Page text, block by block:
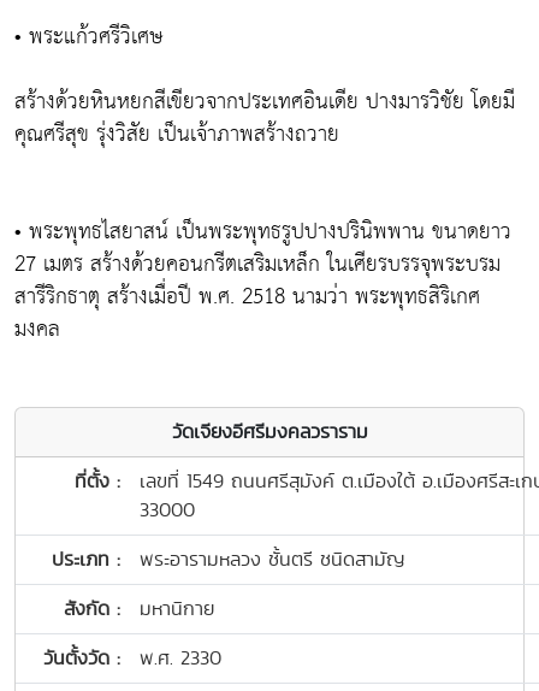
• พระแก้วศรีวิเศษ
สร้างด้วยหินหยกสีเขียวจากประเทศอินเดีย ปางมารวิชัย โดยมี
คุณศรีสุข รุ่งวิสัย เป็นเจ้าภาพสร้างถวาย
• พระพุทธไสยาสน์ เป็นพระพุทธรูปปางปรินิพพาน ขนาดยาว
27 เมตร สร้างด้วยคอนกรีตเสริมเหล็ก ในเศียรบรรจุพระบรม
สารีริกธาตุ สร้างเมื่อปี พ.ศ. 2518 นามว่า พระพุทธสิริเกศ
มงคล
วัดเจียงอีศรีมงคลวราราม
ที่ตั้ง :
เลขที่ 1549 ถนนศรีสุมังค์ ต.เมืองใต้ อ.เมืองศรีสะเ
33000
ประเภท :
พระอารามหลวง ชั้นตรี ชนิดสามัญ
สังกัด :
มหานิกาย
วันตั้งวัด :
พ.ศ. 2330